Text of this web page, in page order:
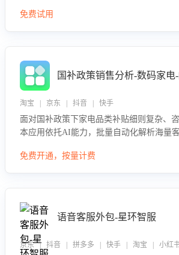
免费试用
国补政策销售分析-数码家
淘宝 | 京东 | 抖音 | 快手
面对国补政策下家电品类补贴细则复杂、
本应用依托AI能力，批量自动化解析海量
向，深度洞察决策动因。同时全面评估客
免费开通，按量计费
语音客服外包-星环智服
京东 | 抖音 | 拼多多 | 快手 | 淘宝 | 小红